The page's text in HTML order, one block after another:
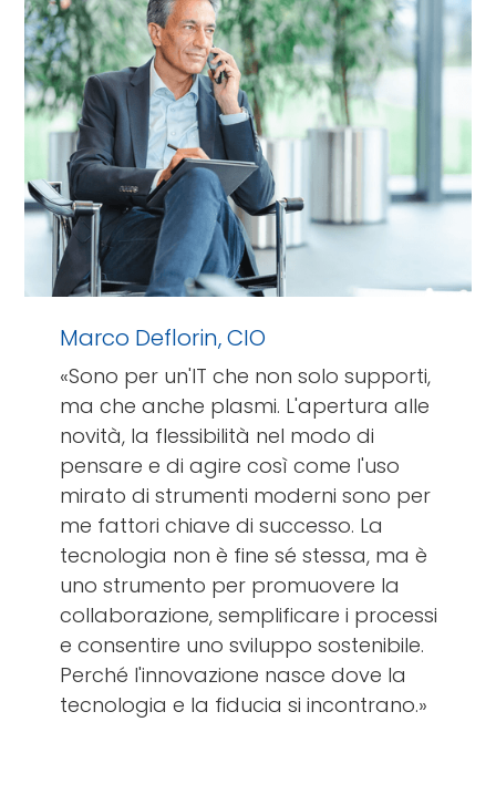
Marco Deflorin, CIO
«Sono per un'IT che non solo supporti,
ma che anche plasmi. L'apertura alle
novità, la flessibilità nel modo di
pensare e di agire così come l'uso
mirato di strumenti moderni sono per
me fattori chiave di successo. La
tecnologia non è fine sé stessa, ma è
uno strumento per promuovere la
collaborazione, semplificare i processi
e consentire uno sviluppo sostenibile.
Perché l'innovazione nasce dove la
tecnologia e la fiducia si incontrano.»